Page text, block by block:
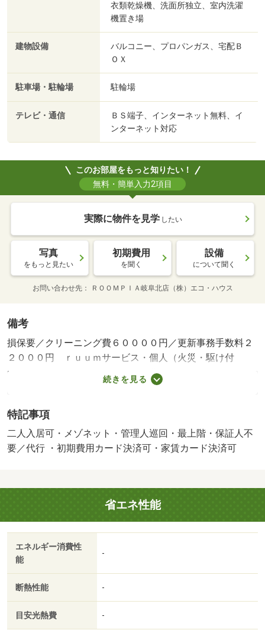
衣類乾燥機、洗面所独立、室内洗濯
機置き場
建物設備
バルコニー、プロパンガス、宅配Ｂ
ＯＸ
駐車場・駐輪場 駐輪場
テレビ・通信
ＢＳ端子、インターネット無料、イ
ンターネット対応
このお部屋をもっと知りたい！
無料・簡単入力2項目
実際に物件を見学 したい
写真
をもっと見たい
初期費用
を聞く
設備
について聞く
お問い合わせ先 ＲＯＯＭＰＩＡ岐阜北店（株）エコ・ハウス
備考
損保要／クリーニング費６００００円／更新事務手数料２
２０００円 ｒｕｕｍサービス・個人（火災・駆け付
け）：１９８０円／月、鍵セット費：３３００円／初回
賃料等月額を口座引落とし、クレジットカードでお支払い
７０円（月額）が別途かかります。 室内消毒￥１６，５
００ 防災バッグ￥２２，０００ ファイテック￥６，０
５０／保証会社利用必：ハウスリーブ株式会社利用必須
面台／ＴＶインターホン／浴室乾燥機／室内洗濯置／シュ
ーズボックス／追焚機能浴室／温水洗浄便座／洗面所独立
／駐輪場／宅配ボックス／対面式キッチン／全居室洋室／
保証人不要／二人入居相談／２４時間緊急通報システム／
２沿線利用可／メゾネット／ネット使用料不要／２駅利用
可／３駅以上利用可／プロパンガス／ＢＳ／ＩＴ重説 対
管理／岐阜県立岐阜高等学校（高校・高専）まで１４９３
ｍ／ファミリーマート 島南公園店（コンビニ）まで２４
９ｍ／トミダヤ 島店（スーパー）まで２６７ｍ／関谷内
続きを見る
特記事項
二人入居可・メゾネット・管理人巡回・最上階・保証人不
要／代行 ・初期費用カード決済可・家賃カード決済可
省エネ性能
エネルギー消費性
能
-
断熱性能 -
目安光熱費 -